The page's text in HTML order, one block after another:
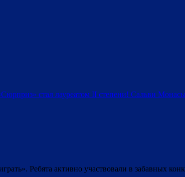
стал лауреатом II степени! Сальви
Ребята активно участвовали в забавных